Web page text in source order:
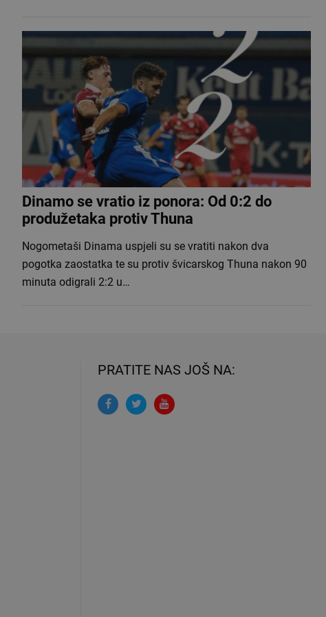
Dinamo se vratio iz ponora: Od 0:2 do
produžetaka protiv Thuna
Nogometaši Dinama uspjeli su se vratiti nakon dva
pogotka zaostatka te su protiv švicarskog Thuna nakon 90
minuta odigrali 2:2 u…
PRATITE NAS JOŠ NA: